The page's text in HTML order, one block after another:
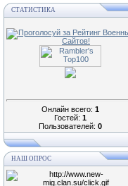
СТАТИСТИКА
Онлайн всего: 1
Гостей: 1
Пользователей: 0
НАШ ОПРОС